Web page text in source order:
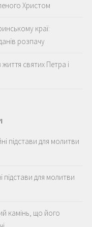
Христом
краї:
розпачу
святих Петра і
підстави для молитви
підстави для молитви
камінь, що його